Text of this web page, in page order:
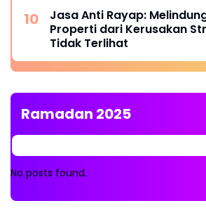
Jasa Anti Rayap:
Properti dari Kerusakan
Tidak Terlihat
Ramadan 2025
No posts found.